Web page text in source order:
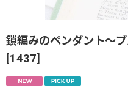
鎖編みのペンダント〜
[1437]